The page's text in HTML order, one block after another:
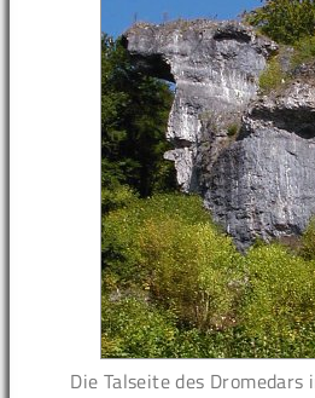
Die Talseite des